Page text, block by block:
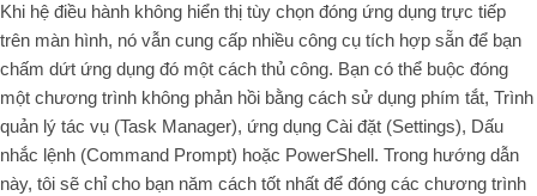
Khi hệ điều hành không hiển thị tùy chọn đóng ứng dụng trực tiếp
trên màn hình, nó vẫn cung cấp nhiều công cụ tích hợp sẵn để bạn
chấm dứt ứng dụng đó một cách thủ công. Bạn có thể buộc đóng
một chương trình không phản hồi bằng cách sử dụng phím tắt, Trình
quản lý tác vụ (Task Manager), ứng dụng Cài đặt (Settings), Dấu
nhắc lệnh (Command Prompt) hoặc PowerShell. Trong hướng dẫn
này, tôi sẽ chỉ cho bạn năm cách tốt nhất để đóng các chương trình